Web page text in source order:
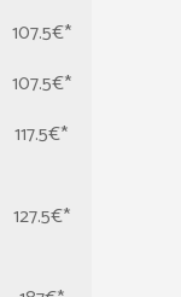
107.5€*
107.5€*
117.5€*
127.5€*